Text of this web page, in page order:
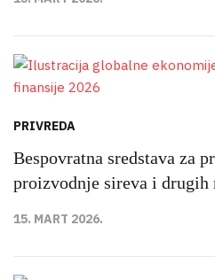
PRIVREDA
Bespovratna sredstava za
proizvodnje sireva i drugih
15. MART 2026.